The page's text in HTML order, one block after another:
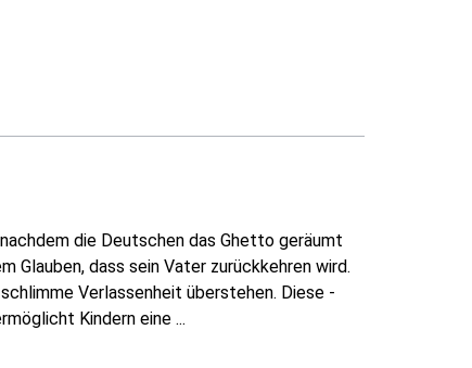
die Deutschen das Ghetto geräumt
Glauben, dass sein Vater zurückkehren wird.
Verlassenheit überstehen. Diese -
Kindern eine ...